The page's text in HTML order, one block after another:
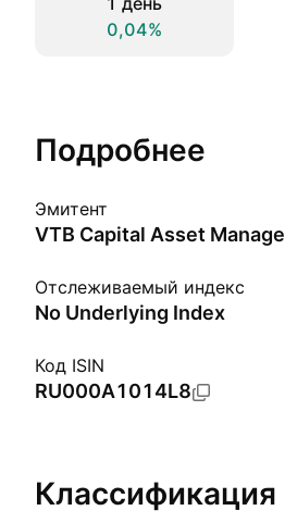
0,04%
Подробнее
Эмитент
Отслеживаемый индекс
No Underlying Index
Код ISIN
RU000A1014L8
Классификация